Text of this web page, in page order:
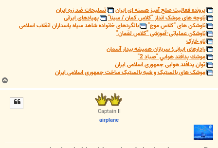
پرونده فعالیت صلح آمیز هسته ای ایران
تسلیحات ضد زره ایران
ناوچه های موشک انداز "کلاس کمان / سینا"
پهپادهای ایرانی
ناوشکن های "کلاس موج"
بالگردهای خانواده شاهد سپاه پاسداران انقلاب اسلامی
ناوشکن عملیاتی-آموزشی "کلاس لقمان"
ناو خارک
رادارهای ایرانی؛ سربازان همیشه بیدار آسمان
موشك پدافند هوايي "صياد 2"
توان پدافند هوایی جمهوری اسلامی ایران
موشک های بالستیک و شبه بالستیک ساخت جمهوری اسلامی ایران
ب
ا
Captain II
airplane